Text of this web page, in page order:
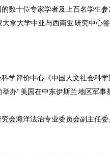
数十位专家学者及上百名学生参
大拿大学中亚与西南亚研究中
学评价中心《中国人文社会科
举办“美国在中东伊斯兰地区军事
会海洋法治专业委员会副主任委